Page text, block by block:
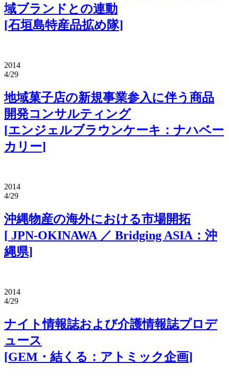
域ブランドとの連動
[石垣島特産品拡め隊]
2014
4/29
地域菓子店の新規事業参入に伴う商品
開発コンサルティング
[エンジェルブラウンケーキ：ナハベー
カリー]
2014
4/29
沖縄物産の海外における市場開拓
[ JPN-OKINAWA ／ Bridging ASIA：沖
縄県]
2014
4/29
ナイト情報誌および介護情報誌プロデ
ュース
[GEM・結くる：アトミック企画]